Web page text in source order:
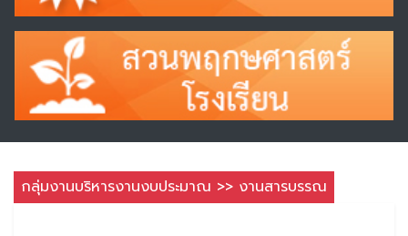
กลุ่มงานบริหารงานงบประมาณ >> งานสารบรรณ